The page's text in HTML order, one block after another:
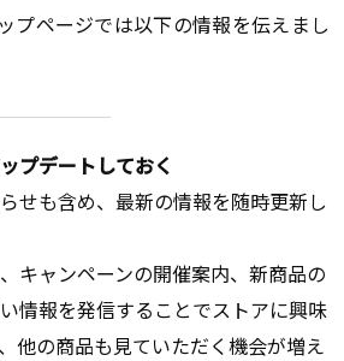
プページでは以下の情報を伝えまし
プデートしておく
せも含め、最新の情報を随時更新し
キャンペーンの開催案内、新商品の
情報を発信することでストアに興味
他の商品も見ていただく機会が増え